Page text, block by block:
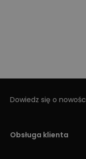
Dowiedz się o
Obsługa klienta